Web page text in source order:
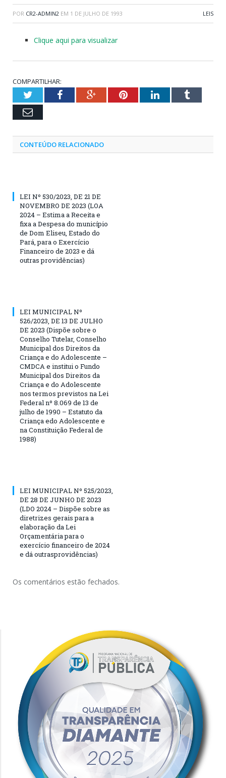
POR CR2-ADMIN2 EM 1 DE JULHO DE 1993 LEIS
Clique aqui para visualizar
COMPARTILHAR:
TwitterFacebookGoogle+PinterestLinkedInTumblr
Email
CONTEÚDO RELACIONADO
LEI Nº 530/2023, DE 21 DE
NOVEMBRO DE 2023 (LOA
2024 – Estima a Receita e
fixa a Despesa do município
de Dom Eliseu, Estado do
Pará, para o Exercício
Financeiro de 2023 e dá
outras providências)
LEI MUNICIPAL Nº
526/2023, DE 13 DE JULHO
DE 2023 (Dispõe sobre o
Conselho Tutelar, Conselho
Municipal dos Direitos da
Criança e do Adolescente –
CMDCA e institui o Fundo
Municipal dos Direitos da
Criança e do Adolescente
nos termos previstos na Lei
Federal nº 8.069 de 13 de
julho de 1990 – Estatuto da
Criança edo Adolescente e
na Constituição Federal de
1988)
LEI MUNICIPAL Nº 525/2023,
DE 28 DE JUNHO DE 2023
(LDO 2024 – Dispõe sobre as
diretrizes gerais para a
elaboração da Lei
Orçamentária para o
exercício financeiro de 2024
e dá outrasprovidências)
Os comentários estão fechados.